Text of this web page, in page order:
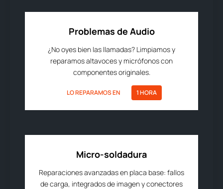
Problemas de Audio
¿No oyes bien las llamadas? Limpiamos y
reparamos altavoces y micrófonos con
componentes originales.
LO REPARAMOS EN 1 HORA
Micro-soldadura
Reparaciones avanzadas en placa base: fallos
de carga, integrados de imagen y conectores